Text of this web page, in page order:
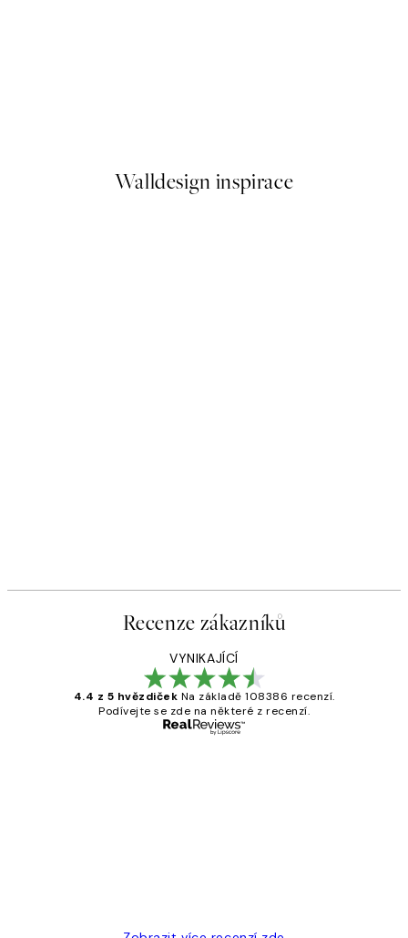
Walldesign inspirace
Recenze zákazníků
VYNIKAJÍCÍ
4.4 z 5 hvězdiček Na základě 108386 recenzí.
Podívejte se zde na některé z recenzí.